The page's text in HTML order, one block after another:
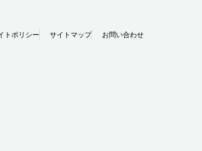
トポリシー サイトマップ お問い合わせ